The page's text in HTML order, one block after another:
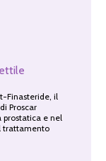
Finasteride, il
Proscar
e nel
trattamento